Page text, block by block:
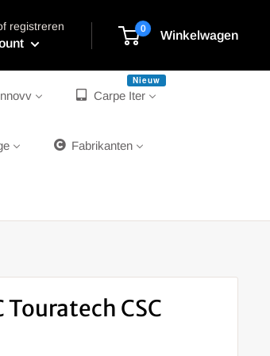
registreren 0
Winkelwagen
Carpe Iter
Nieuw
Fabrikanten
Touratech CSC